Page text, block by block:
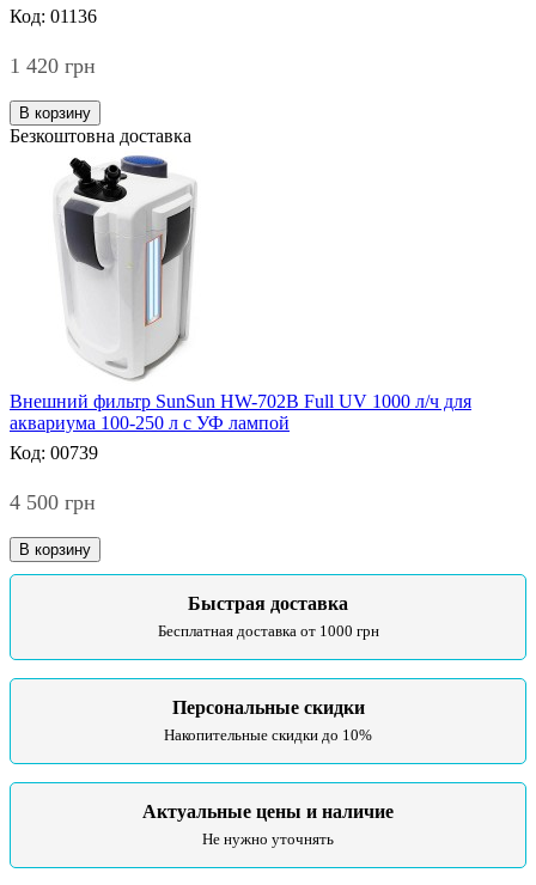
Код: 01136
1 420 грн
В корзину
Безкоштовна доставка
Внешний фильтр SunSun HW-702B Full UV 1000 л/ч для
аквариума 100-250 л с УФ лампой
Код: 00739
4 500 грн
В корзину
Быстрая доставка
Бесплатная доставка от 1000 грн
Персональные скидки
Накопительные скидки до 10%
Актуальные цены и наличие
Не нужно уточнять